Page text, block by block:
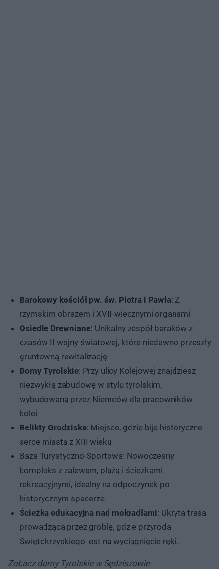
Barokowy kościół pw. św. Piotra i Pawła: Z
rzymskim obrazem i XVII-wiecznymi organami
Osiedle Drewniane: Unikalny zespół baraków z
czasów II wojny światowej, które niedawno przeszły
gruntowną rewitalizację
Domy Tyrolskie: Przy ulicy Kolejowej znajdziesz
niezwykłą zabudowę w stylu tyrolskim,
wybudowaną przez Niemców dla pracowników
kolei
Relikty Grodziska: Miejsce, gdzie bije historyczne
serce miasta z XIII wieku
Baza Turystyczno-Sportowa: Nowoczesny
kompleks z zalewem, plażą i ścieżkami
rekreacyjnymi, idealny na odpoczynek po
historycznym spacerze
Ścieżka edukacyjna nad mokradłami: Ukryta trasa
prowadząca przez groblę, gdzie przyroda
Świętokrzyskiego jest na wyciągnięcie ręki.
Zobacz domy Tyrolskie w Sędziszowie